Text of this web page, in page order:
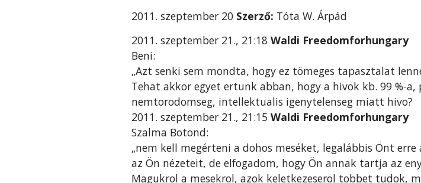
2011. szeptember 20 Szerző: Tóta W. Árpád
2011. szeptember 21., 21:18 Waldi Freedomforhungary
Beni:
„Azt senki sem mondta, hogy ez tömeges tapasztalat
Tehat akkor egyet ertunk abban, hogy a hivok kb. 99 %-
nemtorodomseg, intellektualis igenytelenseg miatt hivo?
2011. szeptember 21., 21:15 Waldi Freedomforhungary
Szalma Botond:
„nem kell megérteni a dohos meséket, legalábbis Önt
az Ön nézeteit, de elfogadom, hogy Ön annak tartja az
Magukrol a mesekrol, azok keletkezeserol tobbet tudok,